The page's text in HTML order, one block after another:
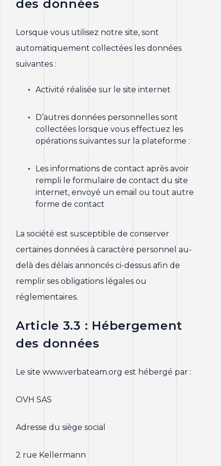
des données
Lorsque vous utilisez notre site, sont
automatiquement collectées les données
suivantes :
Activité réalisée sur le site internet
D’autres données personnelles sont
collectées lorsque vous effectuez les
opérations suivantes sur la plateforme :
Les informations de contact après avoir
rempli le formulaire de contact du site
internet, envoyé un email ou tout autre
forme de contact
La société est susceptible de conserver
certaines données à caractère personnel au-
delà des délais annoncés ci-dessus afin de
remplir ses obligations légales ou
réglementaires.
Article 3.3 : Hébergement
des données
Le site www.verbateam.org est hébergé par :
OVH SAS
Adresse du siège social
2 rue Kellermann